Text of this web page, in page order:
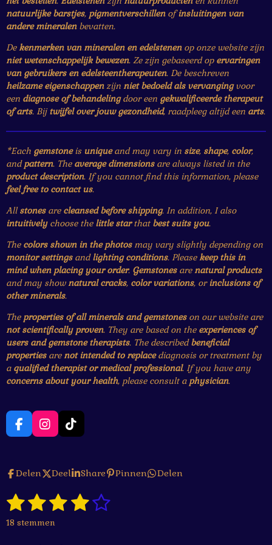
natuurlijke barstjes, pigmentverschillenofinsluitingen van
andere mineralenbevatten.
Dekenmerken van mineralen en edelstenenop onze website zijn
niet wetenschappelijk bewezen. Ze zijn gebaseerd op ervaringen
van gebruikers en edelsteentherapeuten. De beschreven
heilzame eigenschappenzijn niet bedoeld als vervangingvoor
een diagnose of behandelingdoor een gekwalificeerde therapeut
of arts. Bijtwijfel over jouw gezondheid, raadpleeg altijd een arts.
*Each gemstoneis uniqueand may vary in size, shape, color,
andpattern. The average dimensionsare always listed in the
product description. If you cannot find this information, please
feel free to contact us.
Allstonesare cleansed before shipping. In addition, I also
intuitivelychoose the little starthat best suits you.
The colors shown in the photosmay vary slightly depending on
monitor settingsandlighting conditions. Pleasekeep this in
mind when placing your order. Gemstonesarenatural products
and may shownatural cracks, color variations, orinclusions of
other minerals.
The properties of all minerals and gemstoneson our website are
not scientifically proven. They are based on the experiences of
users and gemstone therapists. The describedbeneficial
propertiesarenot intended to replacediagnosis or treatment by
a qualified therapist or medical professional. If you have any
concerns about your health, please consult a physician.
F
a
b
o
k
I
n
a
r
m
T
i
o
Delen Deel Share Pinnen Delen
R
a
t
1
s
2
s
3
s
4 5
S
18 stemmen